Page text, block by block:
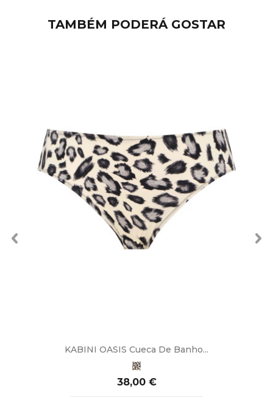
TAMBÉM PODERÁ GOSTAR
KABINI OASIS Cueca De Banho...
Leopardo
Preço
38,00 €